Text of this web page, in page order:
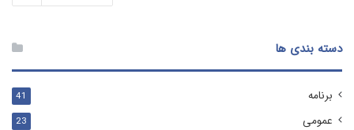
دسته بندی ها
برنامه 41
عمومی 23